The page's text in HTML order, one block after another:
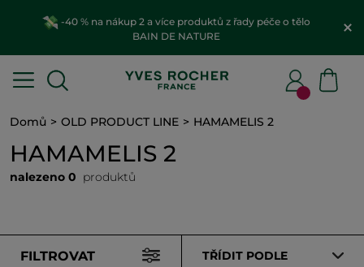
-40 % na nákup 2 a více produktů z řady péče o tělo
BAIN DE NATURE
Domů OLD PRODUCT LINE HAMAMELIS 2
HAMAMELIS 2
nalezeno 0 produktů
FILTROVAT TŘÍDIT PODLE